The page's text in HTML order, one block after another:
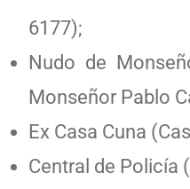
6177);
Nudo de
Monseñor Pablo
Ex Casa Cuna
Central de Policía